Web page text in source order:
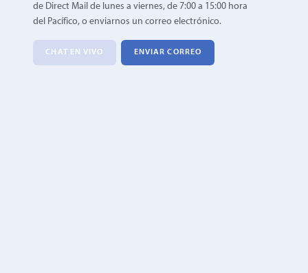
de Direct Mail de lunes a viernes, de 7:00 a 15:00 hora
del Pacífico, o enviarnos un correo electrónico.
CHAT EN VIVO ENVIAR CORREO